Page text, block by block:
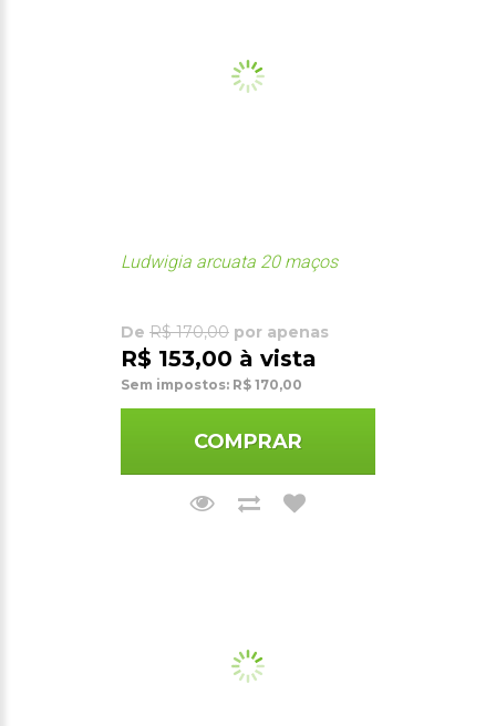
Ludwigia arcuata 20 maços
De R$ 170,00 por apenas
R$ 153,00 à vista
Sem impostos: R$ 170,00
COMPRAR